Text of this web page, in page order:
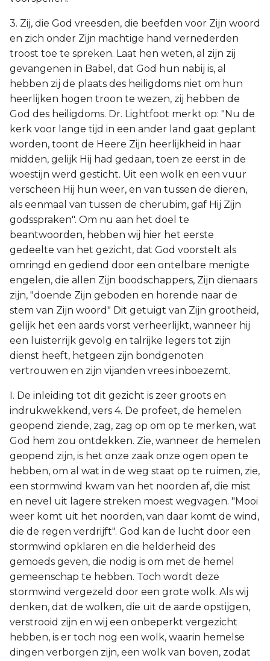
3. Zij, die God vreesden, die beefden voor Zijn woord
en zich onder Zijn machtige hand vernederden
troost toe te spreken. Laat hen weten, al zijn zij
gevangenen in Babel, dat God hun nabij is, al
hebben zij de plaats des heiligdoms niet om hun
heerlijken hogen troon te wezen, zij hebben de
God des heiligdoms. Dr. Lightfoot merkt op: "Nu de
kerk voor lange tijd in een ander land gaat geplant
worden, toont de Heere Zijn heerlijkheid in haar
midden, gelijk Hij had gedaan, toen ze eerst in de
woestijn werd gesticht. Uit een wolk en een vuur
verscheen Hij hun weer, en van tussen de dieren,
als eenmaal van tussen de cherubim, gaf Hij Zijn
godsspraken". Om nu aan het doel te
beantwoorden, hebben wij hier het eerste
gedeelte van het gezicht, dat God voorstelt als
omringd en gediend door een ontelbare menigte
engelen, die allen Zijn boodschappers, Zijn dienaars
zijn, "doende Zijn geboden en horende naar de
stem van Zijn woord" Dit getuigt van Zijn grootheid,
gelijk het een aards vorst verheerlijkt, wanneer hij
een luisterrijk gevolg en talrijke legers tot zijn
dienst heeft, hetgeen zijn bondgenoten
vertrouwen en zijn vijanden vrees inboezemt.
I. De inleiding tot dit gezicht is zeer groots en
indrukwekkend, vers 4. De profeet, de hemelen
geopend ziende, zag, zag op om op te merken, wat
God hem zou ontdekken. Zie, wanneer de hemelen
geopend zijn, is het onze zaak onze ogen open te
hebben, om al wat in de weg staat op te ruimen, zie,
een stormwind kwam van het noorden af, die mist
en nevel uit lagere streken moest wegvagen. "Mooi
weer komt uit het noorden, van daar komt de wind,
die de regen verdrijft". God kan de lucht door een
stormwind opklaren en die helderheid des
gemoeds geven, die nodig is om met de hemel
gemeenschap te hebben. Toch wordt deze
stormwind vergezeld door een grote wolk. Als wij
denken, dat de wolken, die uit de aarde opstijgen,
verstrooid zijn en wij een onbeperkt vergezicht
hebben, is er toch nog een wolk, waarin hemelse
dingen verborgen zijn, een wolk van boven, zodat